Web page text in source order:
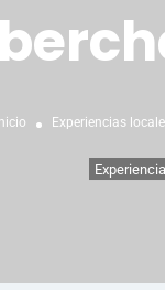
Experiencias